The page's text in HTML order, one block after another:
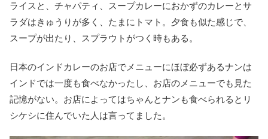
ライスと、チャパティ、スープカレーにおかずのカレーとサ
ラダはきゅうりが多く、たまにトマト。夕食も似た感じで、
スープが出たり、スプラウトがつく時もある。
日本のインドカレーのお店でメニューにほぼ必ずあるナンは
インドでは一度も食べなかったし、お店のメニューでも見た
記憶がない。お店によってはちゃんとナンも食べられるとリ
シケシに住んでいた人は言ってました。